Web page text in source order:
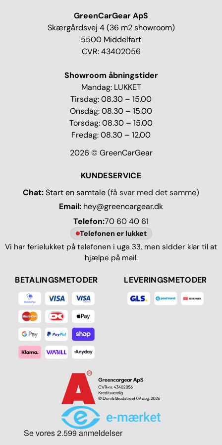
GreenCarGear ApS
Skærgårdsvej 4 (36 m2 showroom)
5500 Middelfart
CVR: 43402056
Showroom åbningstider
Mandag: LUKKET
Tirsdag: 08.30 – 15.00
Onsdag: 08.30 – 15.00
Torsdag: 08.30 – 15.00
Fredag: 08.30 – 12.00
2026 © GreenCarGear
KUNDESERVICE
Chat:Start en samtale(få svar med det samme)
Email: hey@greencargear.dk
Telefon:70 60 40 61
Telefonen er lukket
Vi har ferielukket på telefonen i uge 33, men sidder klar til at
hjælpe på mail.
BETALINGSMETODER LEVERINGSMETODER